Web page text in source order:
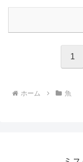
1
ホーム 魚